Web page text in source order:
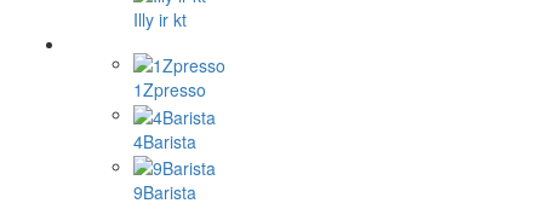
Illy ir kt
1Zpresso
4Barista
9Barista